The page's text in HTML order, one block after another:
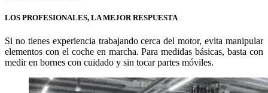
LOS PROFESIONALES, LA MEJOR RESPUESTA
Si no tienes experiencia trabajando cerca del motor, evita manipular
elementos con el coche en marcha. Para medidas básicas, basta con
medir en bornes con cuidado y sin tocar partes móviles.